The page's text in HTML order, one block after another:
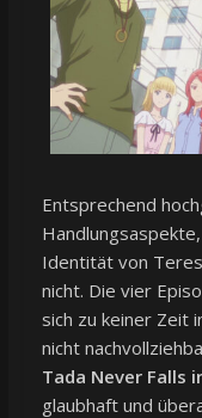
Entsprechend
Identität von
nicht. Die vier
sich zu keiner Zeit
nicht
Tada Never Falls
glaubhaft und